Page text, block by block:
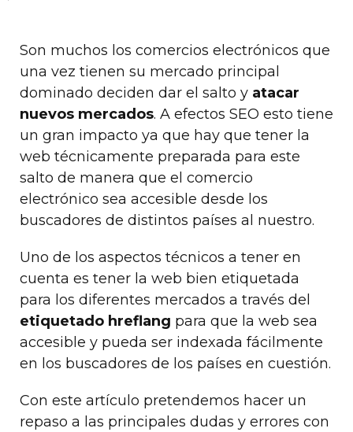
Son muchos los comercios electrónicos que
una vez tienen su mercado principal
dominado deciden dar el salto y atacar
nuevos mercados. A efectos SEO esto tiene
un gran impacto ya que hay que tener la
web técnicamente preparada para este
salto de manera que el comercio
electrónico sea accesible desde los
buscadores de distintos países al nuestro.
Uno de los aspectos técnicos a tener en
cuenta es tener la web bien etiquetada
para los diferentes mercados a través del
etiquetado hreflang para que la web sea
accesible y pueda ser indexada fácilmente
en los buscadores de los países en cuestión.
Con este artículo pretendemos hacer un
repaso a las principales dudas y errores con